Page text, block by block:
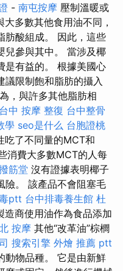
- 南屯按摩 壓制溫暖或
大多數其他食用油不同，
肪酸組成。 因此，這些
兒參與其中。 當涉及椰
是有益的。 根據美國心
議限制飽和脂肪的攝入
，與許多其他脂肪相
台中 按摩 整復 台中整骨
學 seo是什么 台胞證桃
吃了不同量的MCT和
消費大多數MCT的人每
筋堂 沒有證據表明椰子
險。 該產品不會阻塞毛
ptt 台中排毒養生館 杜
造商使用油作為食品添加
按摩 其他“改革油”棕櫚
搜索引擎 外燴 推薦 ptt
動物品種。 它是由新鮮